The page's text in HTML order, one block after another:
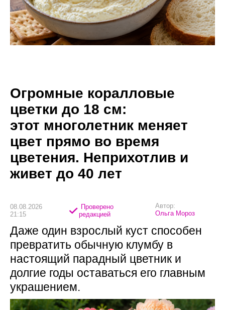
Огромные коралловые
цветки до 18 см:
этот многолетник меняет
цвет прямо во время
цветения. Неприхотлив и
живет до 40 лет
08.08.2026
21:15
Проверено
редакцией
Автор:
Ольга Мороз
Даже один взрослый куст способен
превратить обычную клумбу в
настоящий парадный цветник и
долгие годы оставаться его главным
украшением.